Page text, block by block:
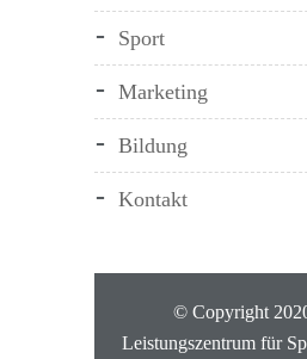
Sport
Marketing
Bildung
Kontakt
© Copyright
Leistungszentrum für